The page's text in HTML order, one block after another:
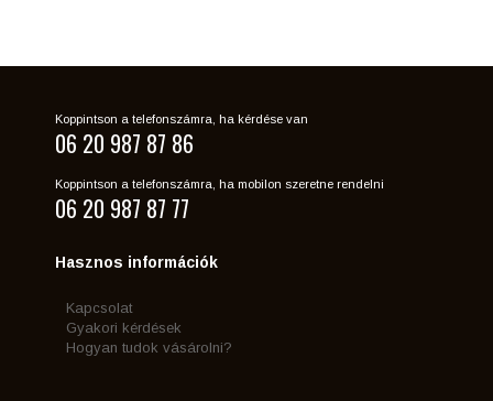
Koppintson a telefonszámra, ha kérdése van
06 20 987 87 86
Koppintson a telefonszámra, ha mobilon szeretne rendelni
06 20 987 87 77
Hasznos információk
Kapcsolat
Gyakori kérdések
Hogyan tudok vásárolni?